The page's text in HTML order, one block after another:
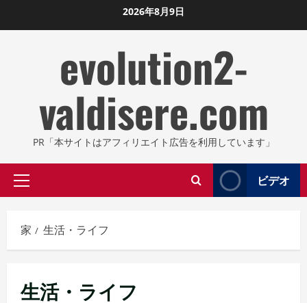
ン
2026年8月9日
evolution2-
valdisere.com
PR「本サイトはアフィリエイト広告を利用しています」
プ
イ
マ
ニ
ビデオ
家 生活・ライフ
生活・ライフ